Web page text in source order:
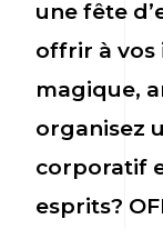
une fête
offrir à vos
magique,
organisez
corporatif
esprits?